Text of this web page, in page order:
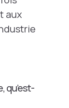
aux
qu’est-